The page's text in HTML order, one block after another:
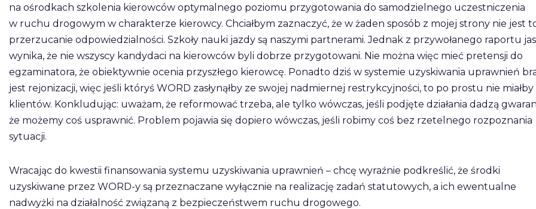
na ośrodkach szkolenia kierowców optymalnego poziomu przygotowania do samodzielnego uczestniczenia
w ruchu drogowym w charakterze kierowcy. Chciałbym zaznaczyć, że w żaden sposób z mojej strony nie jest
przerzucanie odpowiedzialności. Szkoły nauki jazdy są naszymi partnerami. Jednak z przywołanego raportu
wynika, że nie wszyscy kandydaci na kierowców byli dobrze przygotowani. Nie można więc mieć pretensji do
egzaminatora, że obiektywnie ocenia przyszłego kierowcę. Ponadto dziś w systemie uzyskiwania uprawnień
jest rejonizacji, więc jeśli któryś WORD zasłynąłby ze swojej nadmiernej restrykcyjności, to po prostu nie miałby
klientów. Konkludując: uważam, że reformować trzeba, ale tylko wówczas, jeśli podjęte działania dadzą
że możemy coś usprawnić. Problem pojawia się dopiero wówczas, jeśli robimy coś bez rzetelnego rozpoznania
sytuacji.
Wracając do kwestii finansowania systemu uzyskiwania uprawnień – chcę wyraźnie podkreślić, że środki
uzyskiwane przez WORD-y są przeznaczane wyłącznie na realizację zadań statutowych, a ich ewentualne
nadwyżki na działalność związaną z bezpieczeństwem ruchu drogowego.